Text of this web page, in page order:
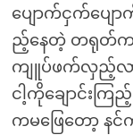
ပျောက်ငှက်ပျေ
ည့်နေတဲ့ တရုတ်ကာ
ကျူပ်ဖက်လှည့်လာပ
ငါ့ကိုချောင်းကြ
ကမဖြေတော့ န